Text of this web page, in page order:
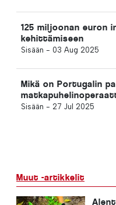
125 miljoonan euron
kehittämiseen
Sisään - 03 Aug 2025
Mikä on Portugalin
Sisään - 27 Jul 2025
Muut -artikkelit